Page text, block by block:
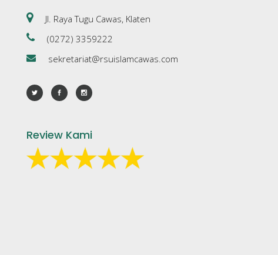
Jl. Raya Tugu Cawas, Klaten
(0272) 3359222
sekretariat@rsuislamcawas.com
Review Kami